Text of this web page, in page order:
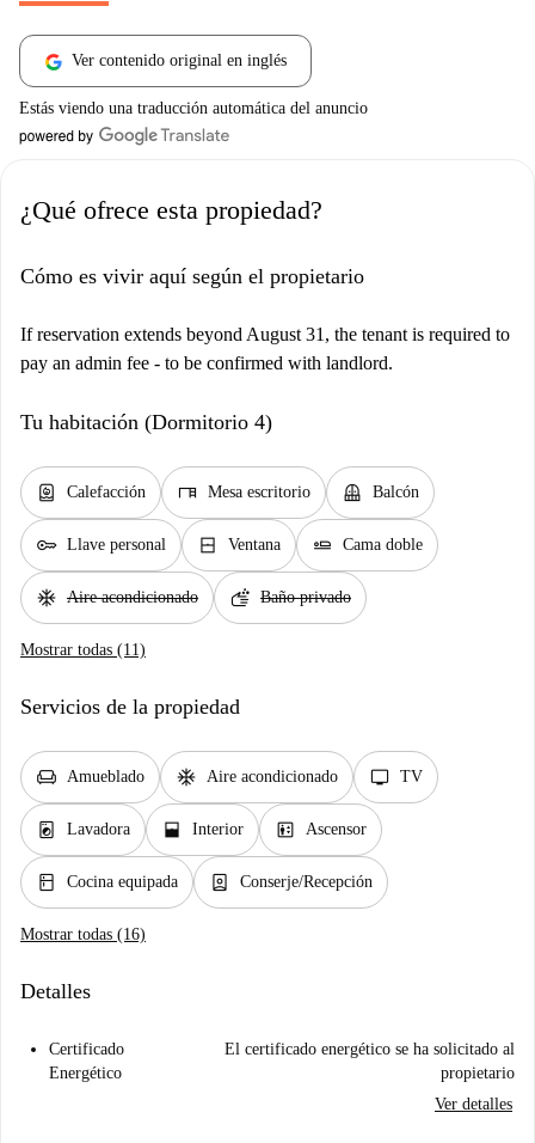
Ver contenido original en inglés
Estás viendo una traducción automática del anuncio
¿Qué ofrece esta propiedad?
Cómo es vivir aquí según el propietario
If reservation extends beyond August 31, the tenant is required to
pay an admin fee - to be confirmed with landlord.
Tu habitación (Dormitorio 4)
water_heater Calefacción desk Mesa escritorio balcony Balcón
key Llave personal window_closed Ventana airline_seat_flat Cama doble
ac_unit Aire acondicionado soap Baño privado
Mostrar todas (11)
Servicios de la propiedad
chair Amueblado ac_unit Aire acondicionado tv TV
local_laundry_service Lavadora window_open Interior elevator Ascensor
kitchen Cocina equipada person_book Conserje/Recepción
Mostrar todas (16)
Detalles
Certificado
Energético
El certificado energético se ha solicitado al
propietario
Ver detalles